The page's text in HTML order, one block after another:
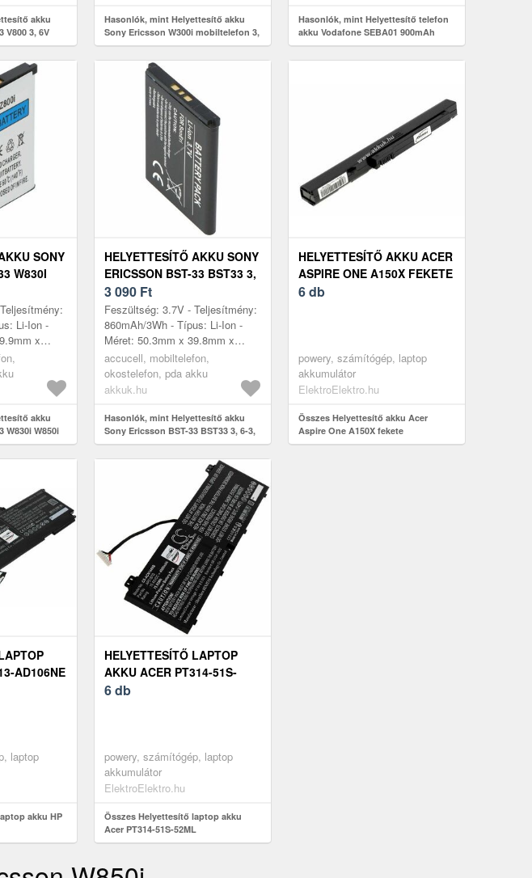
akku
V800 3, 6V
Li-Ion
Hasonlók, mint Helyettesítő akku
Sony Ericsson W300i mobiltelefon 3,
6V 500mAh Li-Ion
Hasonlók, mint Helyettesítő telefon
akku Vodafone SEBA01 900mAh
3.33Wh Sony Ericsson Li-Ion 3.7V
SONY
W830I
W900I
Li-Ion -
x
modellek:
C702c
akku
W830i W850i
3, 7V
HELYETTESÍTŐ AKKU SONY
ERICSSON BST-33 BST33 3,
6-3, 7V 700-860MAH
MOBILTELEFON LI-ION
3 090 Ft
Feszültség: 3.7V - Teljesítmény:
860mAh/3Wh - Típus: Li-Ion -
Méret: 50.3mm x 39.8mm x
4.7mm - kompatibilis modellek:
Aino BST-33 C702 C901 Green
C...
accucell, mobiltelefon,
okostelefon, pda akku
akkuk.hu
Hasonlók, mint Helyettesítő akku
Sony Ericsson BST-33 BST33 3, 6-3,
7V 700-860mAh mobiltelefon Li-Ion
HELYETTESÍTŐ AKKU ACER
ASPIRE ONE A150X FEKETE
6 db
powery, számítógép, laptop
akkumulátor
ElektroElektro.hu
Összes Helyettesítő akku Acer
Aspire One A150X fekete
AD106NE
laptop
akku HP
HELYETTESÍTŐ LAPTOP
AKKU ACER PT314-51S-
52ML
6 db
powery, számítógép, laptop
akkumulátor
ElektroElektro.hu
Összes Helyettesítő laptop akku
Acer PT314-51S-52ML